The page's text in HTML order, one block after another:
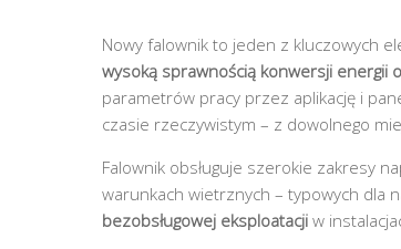
Nowy falownik to jeden z kluczowych
wysoką sprawnością konwersji energii
parametrów pracy przez aplikację i
czasie rzeczywistym – z dowolnego
Falownik obsługuje szerokie zakresy
warunkach wietrznych – typowych dla
bezobsługowej eksploatacji w